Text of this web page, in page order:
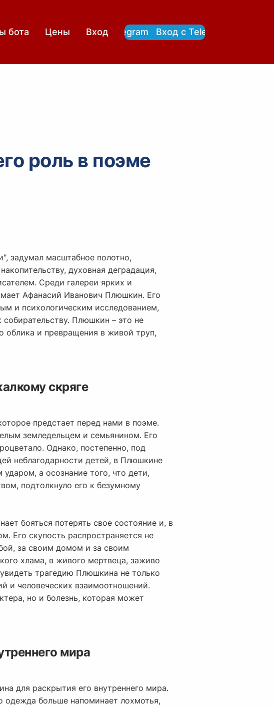
бота Цены Вход
Вход с Telegram Вход с Telegram
роль в поэме
задумал масштабное полотно,
духовная деградация,
Среди галереи ярких и
Афанасий Иванович Плюшкин. Его
и психологическим исследованием,
Плюшкин – это не
облика и превращения в живой труп,
скряге
предстает перед нами в поэме.
земледельцем и семьянином. Его
Однако, постепенно, под
неблагодарности детей, в Плюшкине
а осознание того, что дети,
подтолкнуло его к безумному
бояться потерять свое состояние и, в
Его скупость распространяется не
за своим домом и за своим
хлама, в живого мертвеца, заживо
трагедию Плюшкина не только
и человеческих взаимоотношений.
но и болезнь, которая может
мира
для раскрытия его внутреннего мира.
больше напоминает лохмотья,